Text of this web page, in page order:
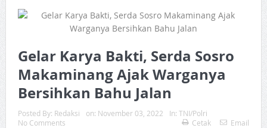
Gelar Karya Bakti, Serda Sosro
Makaminang Ajak Warganya
Bersihkan Bahu Jalan
Posted By: Redaksi on: November 03, 2022 In: TNI/Polri
No Comments
Cetak Email